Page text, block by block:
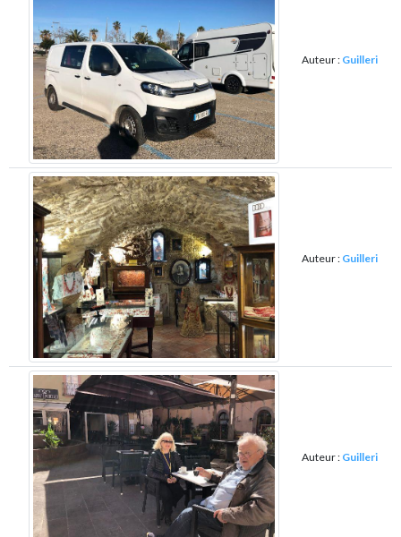
Auteur : Guilleri
Auteur : Guilleri
Auteur : Guilleri